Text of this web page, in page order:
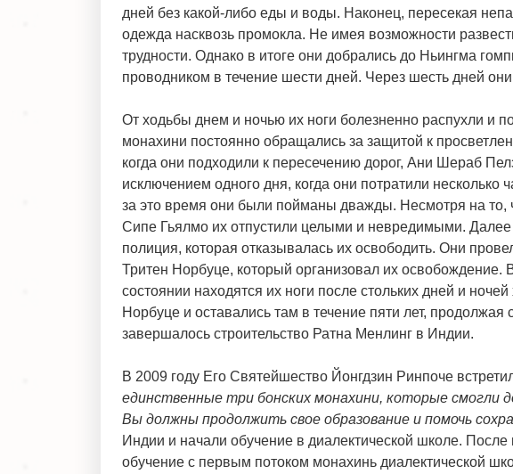
дней без какой-либо еды и воды. Наконец, пересекая
одежда насквозь промокла. Не имея возможности
трудности. Однако в итоге они добрались до Ньингма
проводником в течение шести дней. Через шесть дней
От ходьбы днем и ночью их ноги болезненно распухли и
монахини постоянно обращались за защитой к
когда они подходили к пересечению дорог, Ани Шераб
исключением одного дня, когда они потратили
за это время они были пойманы дважды. Несмотря на то,
Сипе Гьялмо их отпустили целыми и невредимыми. Далее
полиция, которая отказывалась их освободить. Они
Тритен Норбуце, который организовал их освобождение.
состоянии находятся их ноги после стольких дней и
Норбуце и оставались там в течение пяти лет,
завершалось строительство Ратна Менлинг в Индии.
В 2009 году Его Святейшество Йонгдзин Ринпоче
единственные три бонских монахини, которые смогли
Вы должны продолжить свое образование и помочь
Индии и начали обучение в диалектической школе.
обучение с первым потоком монахинь диалектической